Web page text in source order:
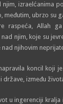
izraelćanima
međutim, ubrzo su
raspeća, Allah
njim, koje su
njihovim
koncil koji
države, između
u ingerenciji